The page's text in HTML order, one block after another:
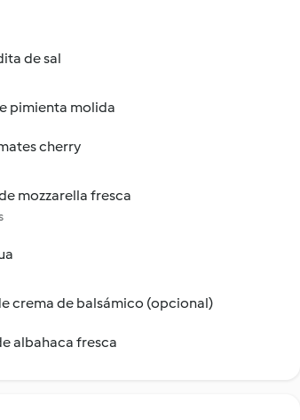
de sal
pimienta molida
cherry
mozzarella fresca
crema de balsámico (opcional)
albahaca fresca